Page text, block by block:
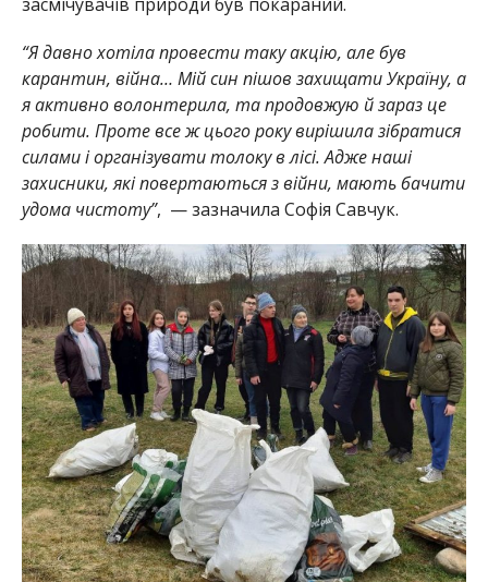
“Я давно хотіла провести таку акцію, але був
карантин, війна… Мій син пішов захищати Україну, а
я активно волонтерила, та продовжую й зараз це
робити. Проте все ж цього року вирішила зібратися
силами і організувати толоку в лісі. Адже наші
захисники, які повертаються з війни, мають бачити
удома чистоту”, — зазначила Софія Савчук.